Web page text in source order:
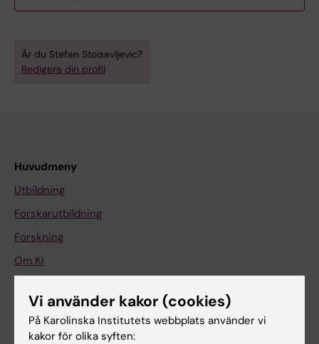
Är du Stefan Stoisavljevic?
Redigera din profil
Huvudmeny
Utbildning
Forskarutbildning
Forskning
Om KI
På gång
Nyheter
Vi använder kakor (cookies)
På Karolinska Institutets webbplats använder vi
kakor för olika syften: